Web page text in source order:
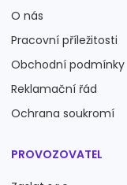
O nás
Pracovní příležitosti
Obchodní podmínky
Reklamační řád
Ochrana soukromí
PROVOZOVATEL